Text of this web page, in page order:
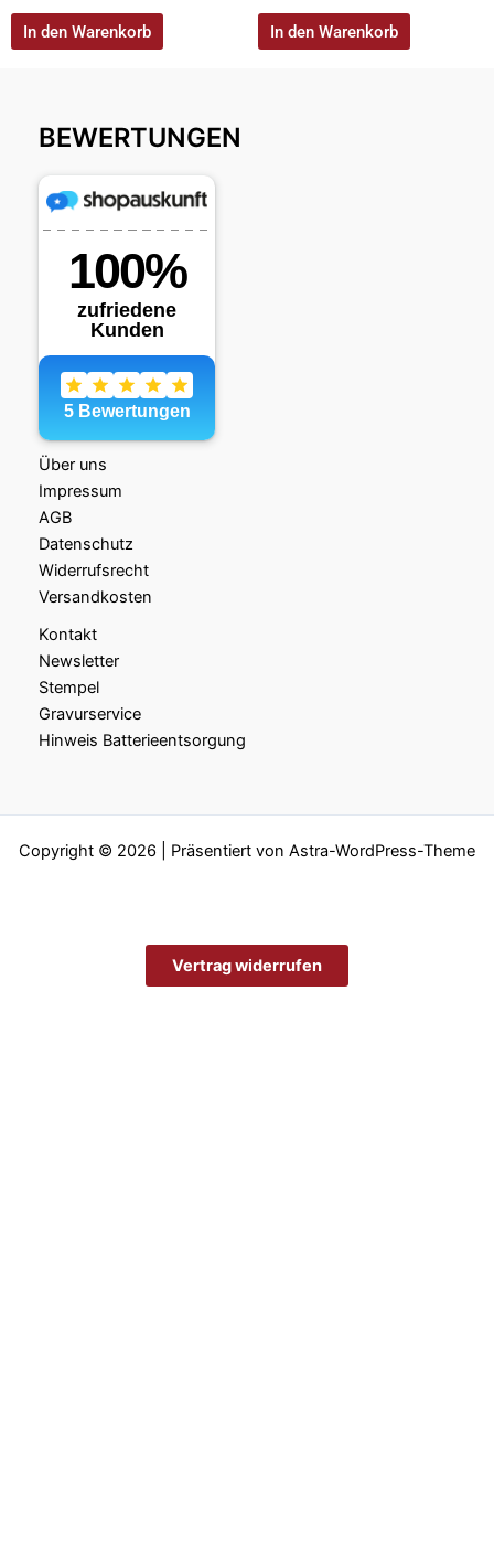
In den Warenkorb In den Warenkorb
BEWERTUNGEN
Über uns
Impressum
AGB
Datenschutz
Widerrufsrecht
Versandkosten
Kontakt
Newsletter
Stempel
Gravurservice
Hinweis Batterieentsorgung
Copyright © 2026 | Präsentiert von Astra-WordPress-Theme
Vertrag widerrufen